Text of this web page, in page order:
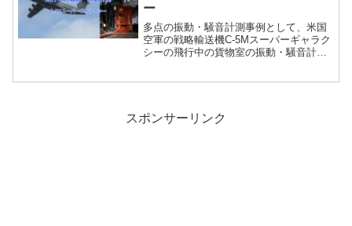
ー
多点の振動・騒音計測事例として、米国
空軍の戦略輸送機C-5Mスーパーギャラク
シーの飛行中の貨物室の振動・騒音計測
スポンサーリンク